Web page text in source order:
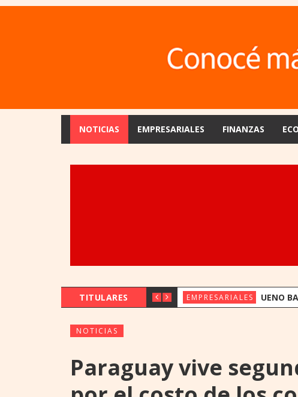
NOTICIAS EMPRESARIALES FINANZAS
TITULARES EMPRESARIALES UENO BANK FORTALECE SU FONDEO
NOTICIAS
Paraguay vive